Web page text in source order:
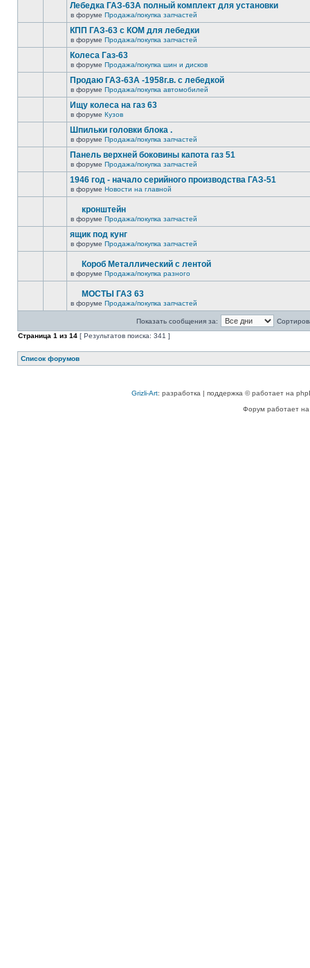
Лебедка ГАЗ-63А полный комплект для установки
в форуме Продажа/покупка запчастей
КПП ГАЗ-63 с КОМ для лебедки
в форуме Продажа/покупка запчастей
Колеса Газ-63
в форуме Продажа/покупка шин и дисков
Продаю ГАЗ-63А -1958г.в. с лебедкой
в форуме Продажа/покупка автомобилей
Ищу колеса на газ 63
в форуме Кузов
Шпильки головки блока .
в форуме Продажа/покупка запчастей
Панель верхней боковины капота газ 51
в форуме Продажа/покупка запчастей
1946 год - начало серийного производства ГАЗ-51
в форуме Новости на главной
кронштейн
в форуме Продажа/покупка запчастей
ящик под кунг
в форуме Продажа/покупка запчастей
Короб Металлический с лентой
в форуме Продажа/покупка разного
МОСТЫ ГАЗ 63
в форуме Продажа/покупка запчастей
Показать сообщения за:
Страница 1 из 14 [ Результатов поиска: 341 ]
Список форумов
Grizli-Art: разработка | поддержка © работает на
Форум работает